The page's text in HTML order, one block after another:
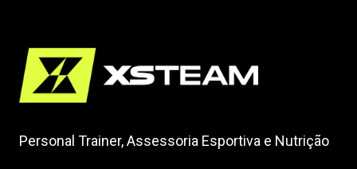
Personal Trainer, Assessoria Esportiva e Nutrição